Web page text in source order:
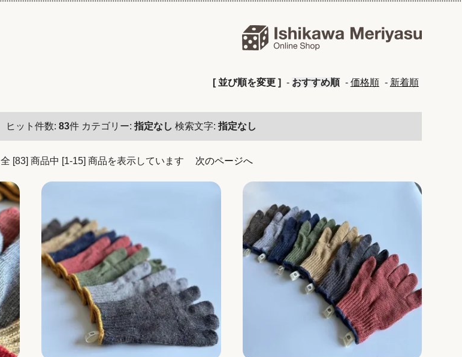
[ 並び順を変更 ] - おすすめ順 - 価格順 - 新着順
ヒット件数: 83件 カテゴリー: 指定なし 検索文字: 指定なし
全 [83] 商品中 [1-15] 商品を表示しています 次のページへ